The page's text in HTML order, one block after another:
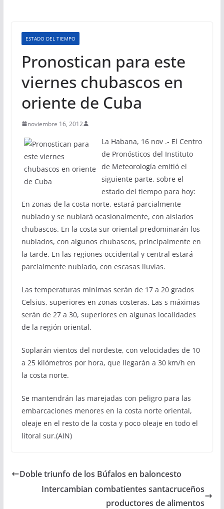
ESTADO DEL TIEMPO
Pronostican para este
viernes chubascos en
oriente de Cuba
noviembre 16, 2012
La Habana, 16 nov .- El Centro
de Pronósticos del Instituto
de Meteorología emitió el
siguiente parte, sobre el
estado del tiempo para hoy:
En zonas de la costa norte, estará parcialmente
nublado y se nublará ocasionalmente, con aislados
chubascos. En la costa sur oriental predominarán los
nublados, con algunos chubascos, principalmente en
la tarde. En las regiones occidental y central estará
parcialmente nublado, con escasas lluvias.
Las temperaturas mínimas serán de 17 a 20 grados
Celsius, superiores en zonas costeras. Las s máximas
serán de 27 a 30, superiores en algunas localidades
de la región oriental.
Soplarán vientos del nordeste, con velocidades de 10
a 25 kilómetros por hora, que llegarán a 30 km/h en
la costa norte.
Se mantendrán las marejadas con peligro para las
embarcaciones menores en la costa norte oriental,
oleaje en el resto de la costa y poco oleaje en todo el
litoral sur.(AIN)
Doble triunfo de los Búfalos en baloncesto
Intercambian combatientes santacruceños
productores de alimentos